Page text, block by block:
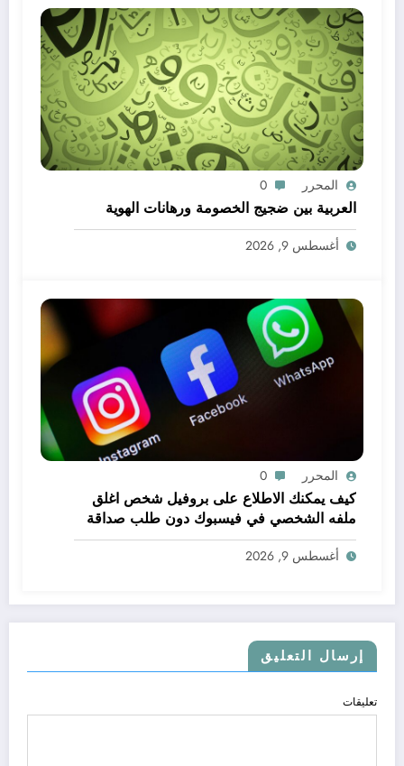
المحرر 0
العربية بين ضجيج الخصومة ورهانات الهوية
أغسطس 9, 2026
المحرر 0
كيف يمكنك الاطلاع على بروفيل شخص اغلق
ملفه الشخصي في فيسبوك دون طلب صداقة
.. الاطلاع على محتوى صفحة شخص اغلق ملفه
الشخصي في فيسبوك دون طلب صداقة
أغسطس 9, 2026
إرسال التعليق
تعليقات